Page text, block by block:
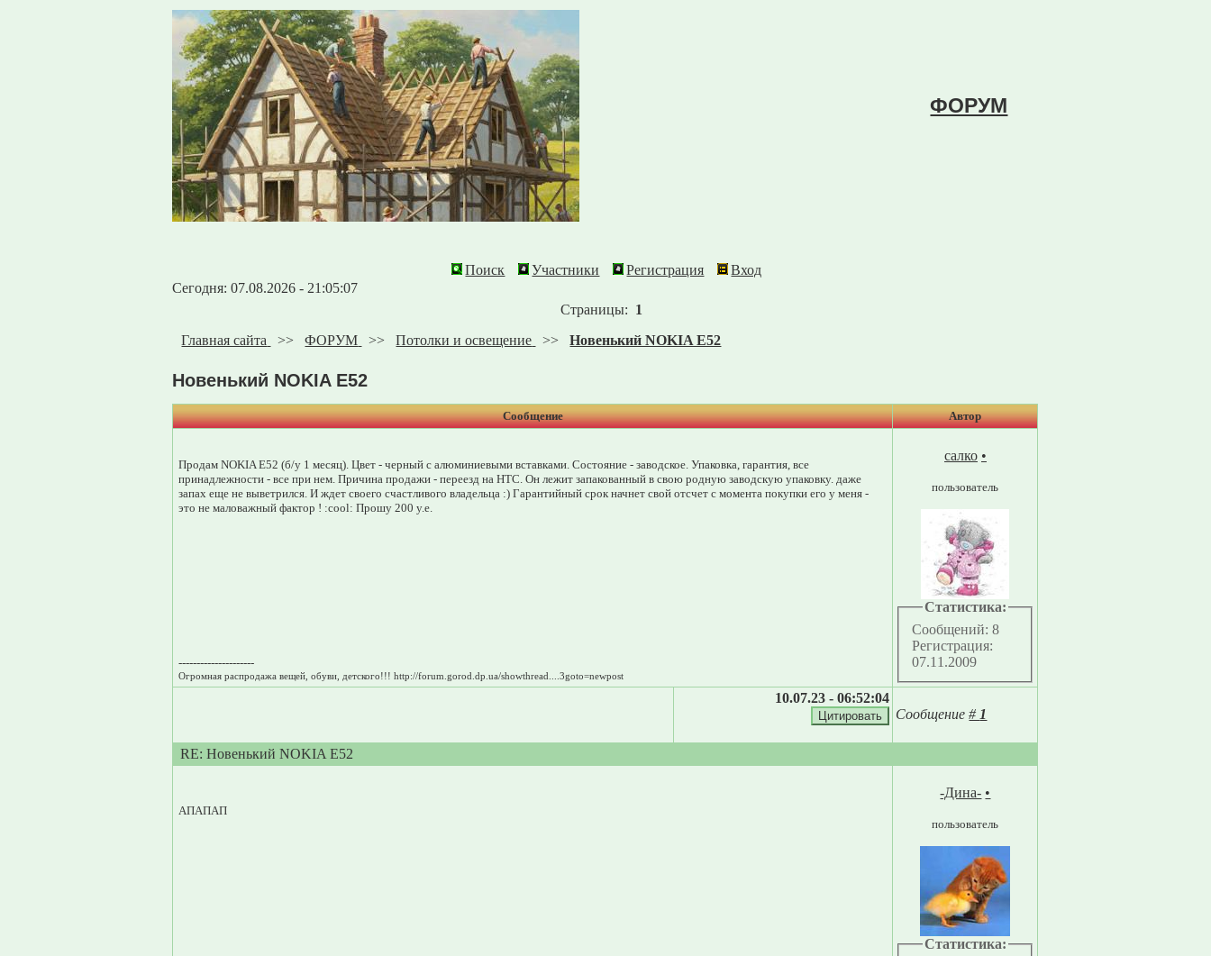
ФОРУМ
Поиск Участники Регистрация
Вход
Сегодня: 07.08.2026 - 21:05:07
Страницы: 1
Главная сайта
>>ФОРУМ >>Потолки и освещение >>Новенький NOKIA E52
Новенький NOKIA E52
Сообщение Автор
Продам NOKIA E52 (б/у 1 месяц). Цвет - черный с алюминиевыми вставками. Состояние - заводское. Упаковка, гарантия, все
принадлежности - все при нем. Причина продажи - переезд на HTC. Он лежит запакованный в свою родную заводскую упаковку. даже
запах еще не выветрился. И ждет своего счастливого владельца :) Гарантийный срок начнет свой отсчет с момента покупки его у меня -
это не маловажный фактор ! :cool: Прошу 200 у.е.
---------------------
Огромная распродажа вещей, обуви, детского!!! http://forum.gorod.dp.ua/showthread....3goto=newpost
салко •
пользователь
Статистика:
Сообщений: 8
Регистрация:
07.11.2009
10.07.23 - 06:52:04
Сообщение# 1
RE: Новенький NOKIA E52
АПАПАП
-Дина- •
пользователь
Статистика: